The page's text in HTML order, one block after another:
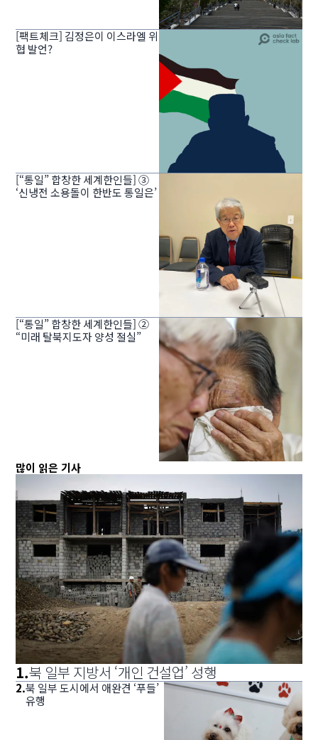
[팩트체크] 김정은이 이스라엘 위
협 발언?
[“통일” 합창한 세계한인들] ③
‘신냉전 소용돌이 한반도 통일은’
[“통일” 합창한 세계한인들] ②
“미래 탈북지도자 양성 절실”
많이 읽은 기사
1.북 일부 지방서 ‘개인 건설업’ 성행
2.북 일부 도시에서 애완견 ‘푸들’
유행